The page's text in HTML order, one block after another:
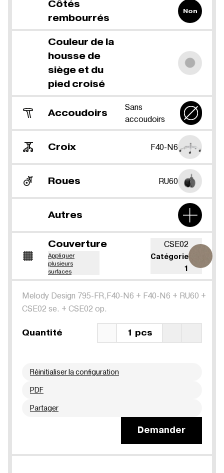
Côtés
rembourrés
Non
Couleur de la
housse de
siège et du
pied croisé
Accoudoirs
Sans
accoudoirs
Croix F40-N6
Roues RU60
Autres
Couverture
Appliquer
plusieurs
surfaces
CSE02
Catégorie
1
Melody Design 795-FR,F40-N6 + F40-N6 + RU60 +
CSE02 se. + CSE02 op.
Quantité 1 pcs
Réinitialiser la configuration
PDF
Partager
Demander